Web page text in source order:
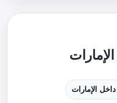
داخل الإمارات